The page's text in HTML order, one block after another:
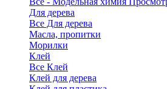
Для дерева
Все Для дерева
Масла, пропитки
Морилки
Клей
Все Клей
Клей для дерева